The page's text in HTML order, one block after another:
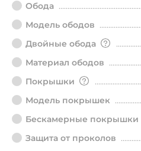
Обода
Модель ободов
Двойные обода
Материал ободов
Покрышки
Модель покрышек
Бескамерные покрышки
Защита от проколов